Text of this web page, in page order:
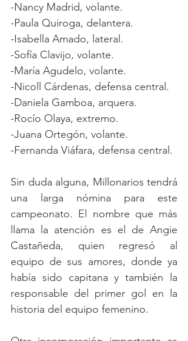
-Nancy Madrid, volante.
-Paula Quiroga, delantera.
-Isabella Amado, lateral.
-Sofía Clavijo, volante.
-María Agudelo, volante.
-Nicoll Cárdenas, defensa central.
-Daniela Gamboa, arquera.
-Rocío Olaya, extremo.
-Juana Ortegón, volante.
-Fernanda Viáfara, defensa central.
Sin duda alguna, Millonarios tendrá
una larga nómina para este
campeonato. El nombre que más
llama la atención es el de Angie
Castañeda, quien regresó al
equipo de sus amores, donde ya
había sido capitana y también la
responsable del primer gol en la
historia del equipo femenino.